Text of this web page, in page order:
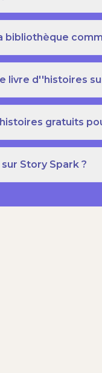
bibliothèque
livre d''histoires
gratuits
Story Spark ?